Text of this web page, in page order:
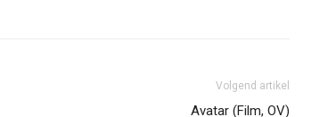
Volgend artikel
Avatar (Film, OV)